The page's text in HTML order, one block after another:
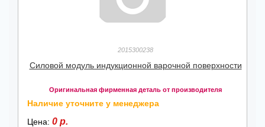
2015300238
Силовой модуль индукционной варочной поверхности
Оригинальная фирменная деталь от производителя
Наличие уточните у менеджера
Цена: 0 р.